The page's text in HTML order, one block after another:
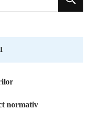
normativ